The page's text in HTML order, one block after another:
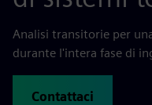
Analisi transitorie per
durante l'intera fase di
Contattaci